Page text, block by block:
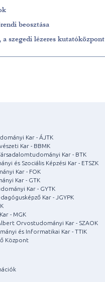
beosztása
szegedi lézeres kutatóközpont
Kar - ÁJTK
Kar - BBMK
Kar - BTK
és Szociális Képzési Kar - ETSZK
Kar - FOK
Kar - GTK
Kar - GYTK
Kar - JGYPK
- MGK
Orvostudományi Kar - SZAOK
és Informatikai Kar - TTIK
Központ